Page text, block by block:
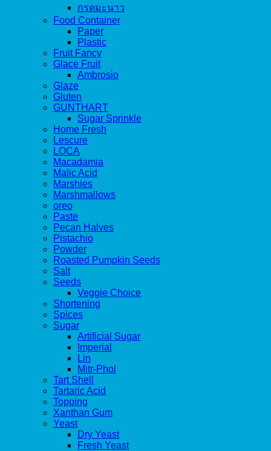
กรดมะนาว
Food Container
Paper
Plastic
Fruit Fancy
Glace Fruit
Ambrosio
Glaze
Gluten
GUNTHART
Sugar Sprinkle
Home Fresh
Lescure
LOCA
Macadamia
Malic Acid
Marshies
Marshmallows
oreo
Paste
Pecan Halves
Pistachio
Powder
Roasted Pumpkin Seeds
Salt
Seeds
Veggie Choice
Shortening
Spices
Sugar
Artificial Sugar
Imperial
Lin
Mitr-Phol
Tart Shell
Tartaric Acid
Topping
Xanthan Gum
Yeast
Dry Yeast
Fresh Yeast